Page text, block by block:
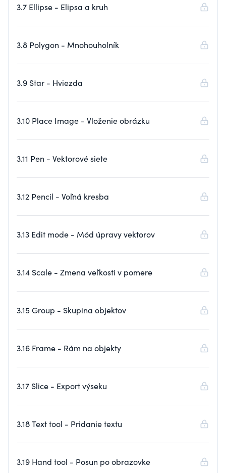
3.7 Ellipse - Elipsa a kruh
3.8 Polygon - Mnohouholník
3.9 Star - Hviezda
3.10 Place Image - Vloženie obrázku
3.11 Pen - Vektorové siete
3.12 Pencil - Voľná kresba
3.13 Edit mode - Mód úpravy vektorov
3.14 Scale - Zmena veľkosti v pomere
3.15 Group - Skupina objektov
3.16 Frame - Rám na objekty
3.17 Slice - Export výseku
3.18 Text tool - Pridanie textu
3.19 Hand tool - Posun po obrazovke